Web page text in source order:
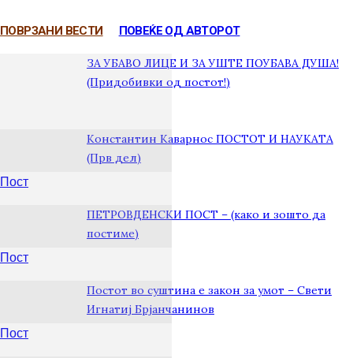
ПОВРЗАНИ ВЕСТИ ПОВЕЌЕ ОД АВТОРОТ
Пост
ЗА УБАВО ЛИЦЕ И ЗА УШТЕ ПОУБАВА ДУША!
(Придобивки од постот!)
Пост
Константин Каварнос ПОСТОТ И НАУКАТА
(Прв дел)
Пост
ПЕТРОВДЕНСКИ ПОСТ – (како и зошто да
постиме)
Постот во суштина е закон за умот – Свети
Игнатиј Брјанчанинов